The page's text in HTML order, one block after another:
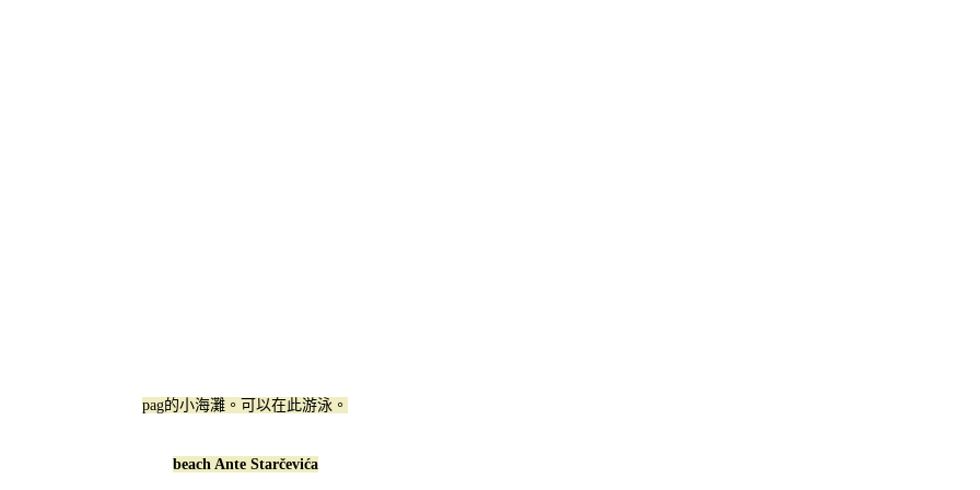
pag的小海灘。可以在此游泳。
beach Ante Starčevića